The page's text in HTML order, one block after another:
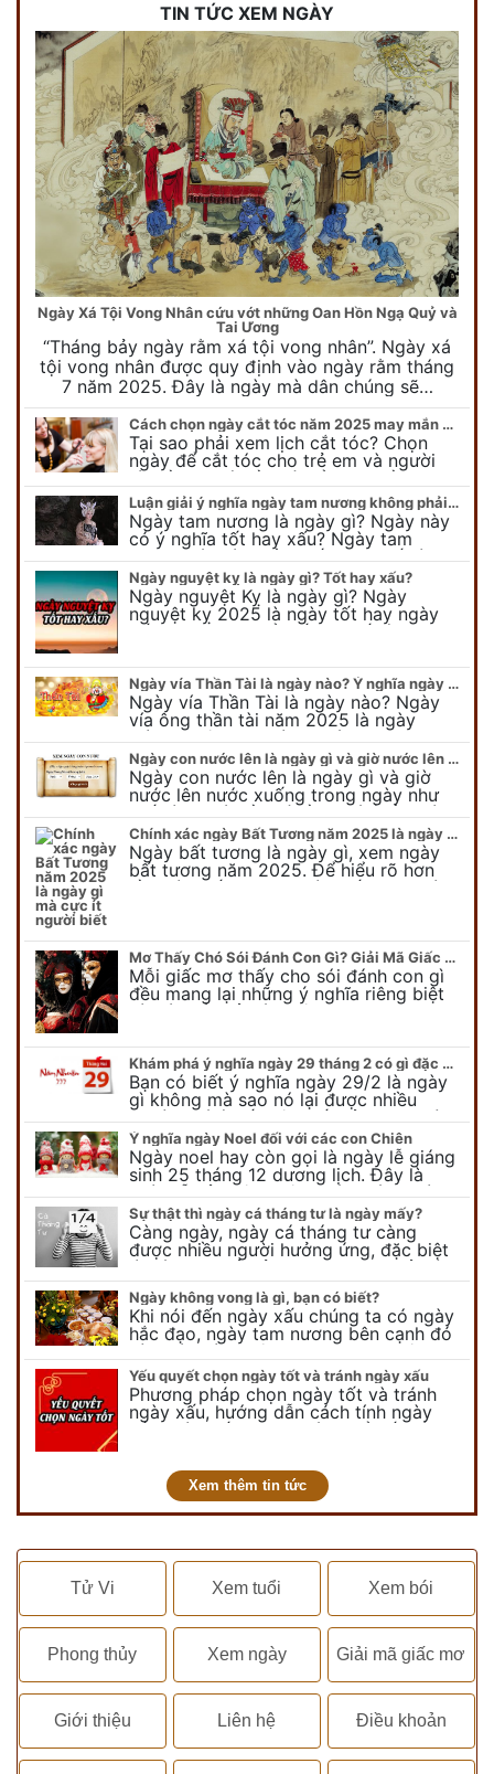
TIN TỨC XEM NGÀY
Ngày Xá Tội Vong Nhân cứu vớt những Oan Hồn Ngạ Quỷ và
Tai Ương
“Tháng bảy ngày rằm xá tội vong nhân”. Ngày xá
tội vong nhân được quy định vào ngày rằm tháng
7 năm 2025. Đây là ngày mà dân chúng sẽ…
Cách chọn ngày cắt tóc năm 2025 may mắn cho cả trẻ em và người lớn
Tại sao phải xem lịch cắt tóc? Chọn
ngày để cắt tóc cho trẻ em và người
lớn cần lưu ý điều gì để gặp nhiều may
mắn ? Khi…
Luận giải ý nghĩa ngày tam nương không phải ai cũng biết
Ngày tam nương là ngày gì? Ngày này
có ý nghĩa tốt hay xấu? Ngày tam
nương sát có nguồn gốc như thế nào?
Cần kiêng kỵ điều gì khi…
Ngày nguyệt kỵ là ngày gì? Tốt hay xấu?
Ngày nguyệt Kỵ là ngày gì? Ngày
nguyệt kỵ 2025 là ngày tốt hay ngày
xấu, xem ngay để biết chi tiết ý nghĩa
Ngày vía Thần Tài là ngày nào? Ý nghĩa ngày vía Thần Tài năm 2025
Ngày vía Thần Tài là ngày nào? Ngày
vía ông thần tài năm 2025 là ngày
mùng 10 âm lịch hàng tháng. Tại sao
trong ngày này, tất cả mọi…
Ngày con nước lên là ngày gì và giờ nước lên nước xuống trong ngày?
Ngày con nước lên là ngày gì và giờ
nước lên nước xuống trong ngày như
thế nào? Có điều gì cần chú ý về ngày
con nước lên? Đừng…
Chính xác ngày Bất Tương năm 2025 là ngày gì mà cực ít người biết
Ngày bất tương là ngày gì, xem ngày
bất tương năm 2025. Để hiểu rõ hơn
về ngày bất tương, ngày bất tương là
Mơ Thấy Chó Sói Đánh Con Gì? Giải Mã Giấc Mơ Bí Ẩn
Mỗi giấc mơ thấy cho sói đánh con gì
đều mang lại những ý nghĩa riêng biệt
và có thể phản ánh tâm trạng, suy nghĩ
Khám phá ý nghĩa ngày 29 tháng 2 có gì đặc biệt?
Bạn có biết ý nghĩa ngày 29/2 là ngày
gì không mà sao nó lại được nhiều
người chú ý đến vậy. Tất cả mọi người
đều cho rằng đây…
Ý nghĩa ngày Noel đối với các con Chiên
Ngày noel hay còn gọi là ngày lễ giáng
sinh 25 tháng 12 dương lịch. Đây là
ngày lễ của bên thiên chúa giáo, ngày
lễ thiên chúa giáng sinh,…
Sự thật thì ngày cá tháng tư là ngày mấy?
Càng ngày, ngày cá tháng tư càng
được nhiều người hưởng ứng, đặc biệt
là các bạn trẻ bởi họ sẽ nghĩ ra đủ trò
vui chơi, tinh nghịch, hài…
Ngày không vong là gì, bạn có biết?
Khi nói đến ngày xấu chúng ta có ngày
hắc đạo, ngày tam nương bên cạnh đó
còn có ngày không vong. Tuy nhiên khi
nói đến ngày không vong…
Yếu quyết chọn ngày tốt và tránh ngày xấu
Phương pháp chọn ngày tốt và tránh
ngày xấu, hướng dẫn cách tính ngày
tốt, ngày xấu trong tháng để tiến hành
Xem thêm tin tức
Tử Vi Xem tuổi Xem bói
Phong thủy Xem ngày Giải mã giấc mơ
Giới thiệu Liên hệ Điều khoản